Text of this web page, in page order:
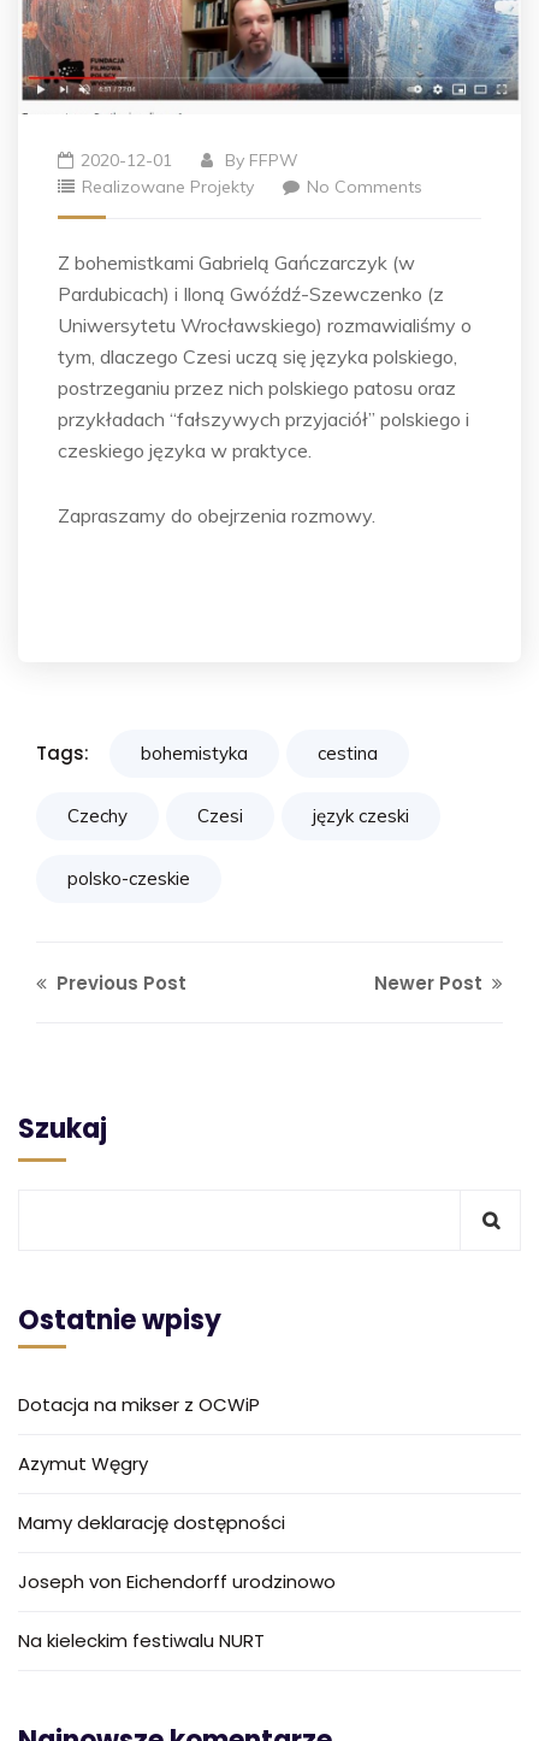
2020-12-01 By FFPW
Realizowane Projekty
No Comments
Z bohemistkami Gabrielą Gańczarczyk (w
Pardubicach) i Iloną Gwóźdź-Szewczenko (z
Uniwersytetu Wrocławskiego) rozmawialiśmy o
tym, dlaczego Czesi uczą się języka polskiego,
postrzeganiu przez nich polskiego patosu oraz
przykładach “fałszywych przyjaciół” polskiego i
czeskiego języka w praktyce.
Zapraszamy do obejrzenia rozmowy.
Tags: bohemistyka cestina
Czechy Czesi język czeski
polsko-czeskie
Previous Post Newer Post
Szukaj
Ostatnie wpisy
Dotacja na mikser z OCWiP
Azymut Węgry
Mamy deklarację dostępności
Joseph von Eichendorff urodzinowo
Na kieleckim festiwalu NURT